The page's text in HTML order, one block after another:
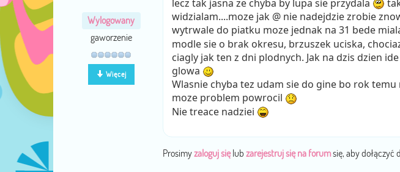
Wylogowany
gaworzenie
Więcej
lecz tak jasna ze chyba by lupa sie przydala
widzialam....moze jak @ nie nadejdzie zrobie
wytrwale do piatku moze jednak na 31 bede
modle sie o brak okresu, brzuszek uciska,
ciagly jak ten z dni plodnych. Jak na dzis dzien
glowa
Wlasnie chyba tez udam sie do gine bo rok
moze problem powrocil
Nie treace nadziei
Prosimyzaloguj sięlub zarejestruj się na forumsię, aby dołączyć